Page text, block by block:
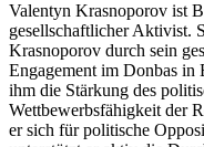
Valentyn Krasnoporov ist
gesellschaftlicher Aktivist.
Krasnoporov durch sein
Engagement im Donbas in
ihm die Stärkung des
Wettbewerbsfähigkeit der
er sich für politische